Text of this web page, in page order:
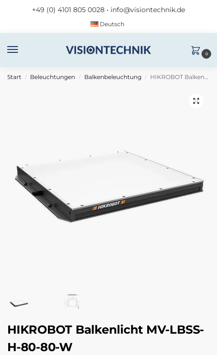
+49 (0) 4101 805 0028 • info@visiontechnik.de
Deutsch
0
Start / Beleuchtungen / Balkenbeleuchtung / HIKROBOT Balkenlicht MV-LBSS-H-80-80-W
HIKROBOT Balkenlicht MV-LBSS-
H-80-80-W